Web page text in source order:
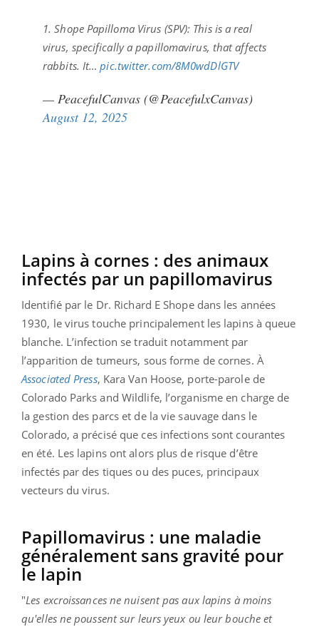
1. Shope Papilloma Virus (SPV): This is a real
virus, specifically a papillomavirus, that affects
rabbits. It…pic.twitter.com/8M0wdDlGTV
— PeacefulCanvas (@PeacefulxCanvas)
August 12, 2025
Lapins à cornes : des animaux
infectés par un papillomavirus
Identifié par le Dr. Richard E Shope dans les années
1930, le virus touche principalement les lapins à queue
blanche. L’infection se traduit notamment par
l’apparition de tumeurs, sous forme de cornes. À
Associated Press, Kara Van Hoose, porte-parole de
Colorado Parks and Wildlife, l’organisme en charge de
la gestion des parcs et de la vie sauvage dans le
Colorado, a précisé que ces infections sont courantes
en été. Les lapins ont alors plus de risque d’être
infectés par des tiques ou des puces, principaux
vecteurs du virus.
Papillomavirus : une maladie
généralement sans gravité pour
le lapin
"Les excroissances ne nuisent pas aux lapins à moins
qu'elles ne poussent sur leurs yeux ou leur bouche et